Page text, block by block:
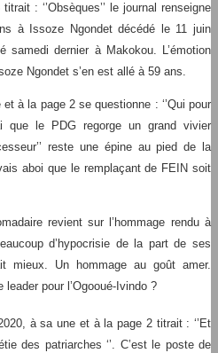
: ‘’Obsèques’’ le journal renseigne
à Issoze Ngondet décédé le 11 juin
dernier à Makokou. L’émotion
Ngondet s’en est allé à 59 ans.
et à la page 2 se questionne : ‘’Qui pour
que le PDG regorge un grand vivier
reste une épine au pied de la
aboi que le remplaçant de FEIN soit
revient sur l’hommage rendu à
d’hypocrisie de la part de ses
mieux. Un hommage au goût amer.
pour l’Ogooué-Ivindo ?
à sa une et à la page 2 titrait : ‘’Et
des patriarches ‘’. C’est le poste de